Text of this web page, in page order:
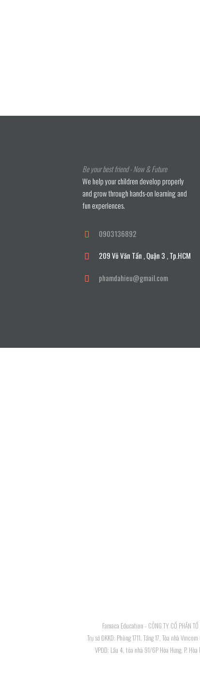
Be your best friend - Now & Future
We help your children develop properly
and grow through hands-on learning and
fun experiences.
0903136892
209 Võ Văn Tần , Quận 3 , Tp.HCM
phamdahieu@gmail.com
Famaca Education - CÔNG TY CỔ PHẦN
Trụ sở ĐKKD: Phòng 1711, Tầng 17, Tòa nhà
VPĐD: Lầu 4, tòa nhà 91/6P Hòa Hưng, P. Hòa